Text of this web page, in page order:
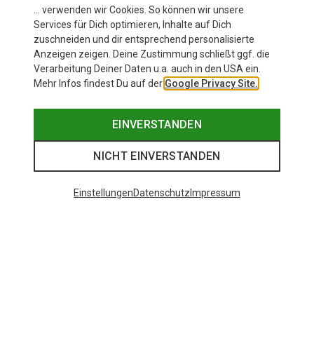
Beliebte Kategorien
… verwenden wir Cookies. So können wir unsere
Services für Dich optimieren, Inhalte auf Dich
zuschneiden und dir entsprechend personalisierte
Anzeigen zeigen. Deine Zustimmung schließt ggf. die
Verarbeitung Deiner Daten u.a. auch in den USA ein.
Mehr Infos findest Du auf der Google Privacy Site.
EINVERSTANDEN
NICHT EINVERSTANDEN
EinstellungenDatenschutz Impressum